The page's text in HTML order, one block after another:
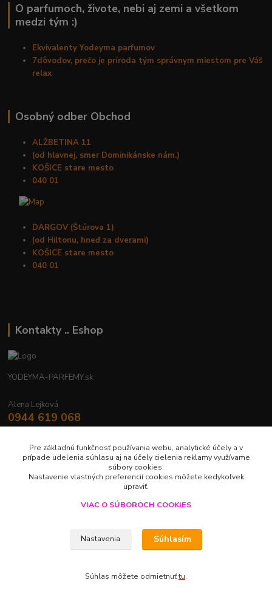
O parfumoch, živote, nebi aj zemi a všetkom
medzi tým :)
Ekvivalenty Yodeyma parfumov
7dôvodov, prečo je príroda tým správnym miestom pre Váš
relax
Osobný odber Obchod
ALŽBETINA 11
(od hlavnej, smer Dominikánske nám.)
KOŠICE stare mesto
040 01
DARGOV (Štúrova 1)
(od Hiltonu, hneď za dverami)
KOŠICE stare mesto
040 01
Kontakty .. Eshop
YODEYMA-PARFEMY.sk
Alena Lejková
0944 619 068
Nonstop
yodeyma.parfemy@gmail.com
Upravit sběr cookies.
LUXUS V JEDNEJ KVAPKE
Pre základnú funkčnosť používania webu, analytické účely a v
prípade udelenia súhlasu aj na účely cielenia reklamy využívame
súbory cookies.
Nastavenie vlastných preferencií cookies môžete kedykoľvek
upraviť.
VIAC O SÚBOROCH COOKIES
Nastavenia Súhlasím
Súhlas môžete odmietnuťtu.